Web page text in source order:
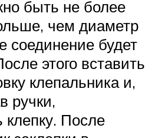
быть не более
чем диаметр
соединение будет
этого вставить
клепальника и,
ручки,
клепку. После